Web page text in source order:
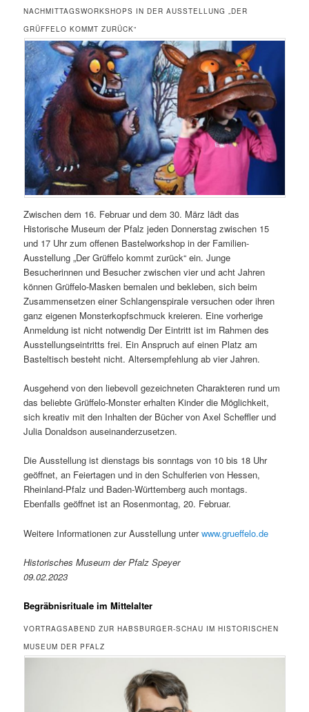
NACHMITTAGSWORKSHOPS IN DER AUSSTELLUNG „DER
GRÜFFELO KOMMT ZURÜCK“
Zwischen dem 16. Februar und dem 30. März lädt das
Historische Museum der Pfalz jeden Donnerstag zwischen 15
und 17 Uhr zum offenen Bastelworkshop in der Familien-
Ausstellung „Der Grüffelo kommt zurück“ ein. Junge
Besucherinnen und Besucher zwischen vier und acht Jahren
können Grüffelo-Masken bemalen und bekleben, sich beim
Zusammensetzen einer Schlangenspirale versuchen oder ihren
ganz eigenen Monsterkopfschmuck kreieren. Eine vorherige
Anmeldung ist nicht notwendig Der Eintritt ist im Rahmen des
Ausstellungseintritts frei. Ein Anspruch auf einen Platz am
Basteltisch besteht nicht. Altersempfehlung ab vier Jahren.
Ausgehend von den liebevoll gezeichneten Charakteren rund um
das beliebte Grüffelo-Monster erhalten Kinder die Möglichkeit,
sich kreativ mit den Inhalten der Bücher von Axel Scheffler und
Julia Donaldson auseinanderzusetzen.
Die Ausstellung ist dienstags bis sonntags von 10 bis 18 Uhr
geöffnet, an Feiertagen und in den Schulferien von Hessen,
Rheinland-Pfalz und Baden-Württemberg auch montags.
Ebenfalls geöffnet ist an Rosenmontag, 20. Februar.
Weitere Informationen zur Ausstellung unterwww.grueffelo.de
Historisches Museum der Pfalz Speyer
09.02.2023
Begräbnisrituale im Mittelalter
VORTRAGSABEND ZUR HABSBURGER-SCHAU IM HISTORISCHEN
MUSEUM DER PFALZ